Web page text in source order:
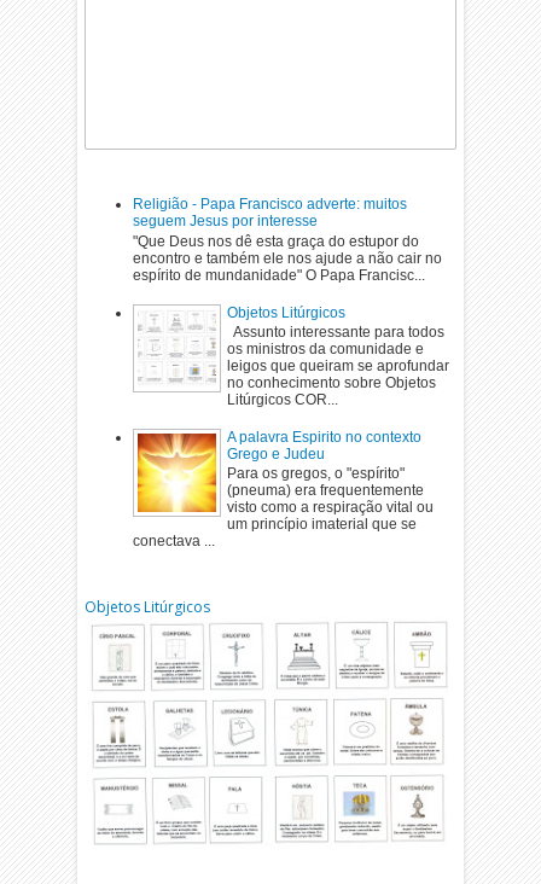
Religião - Papa Francisco adverte: muitos
seguem Jesus por interesse
"Que Deus nos dê esta graça do estupor do
encontro e também ele nos ajude a não cair no
espírito de mundanidade" O Papa Francisc...
Objetos Litúrgicos
Assunto interessante para todos
os ministros da comunidade e
leigos que queiram se aprofundar
no conhecimento sobre Objetos
Litúrgicos COR...
A palavra Espirito no contexto
Grego e Judeu
Para os gregos, o "espírito"
(pneuma) era frequentemente
visto como a respiração vital ou
um princípio imaterial que se
conectava ...
Objetos Litúrgicos